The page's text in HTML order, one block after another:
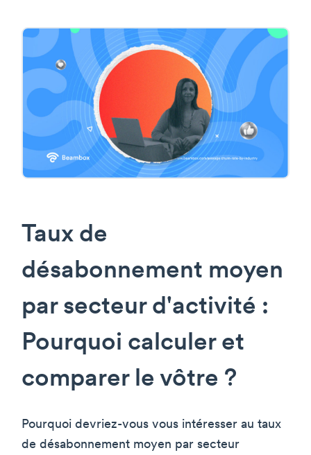
Taux de
désabonnement moyen
par secteur d'activité :
Pourquoi calculer et
comparer le vôtre ?
Pourquoi devriez-vous vous intéresser au taux
de désabonnement moyen par secteur